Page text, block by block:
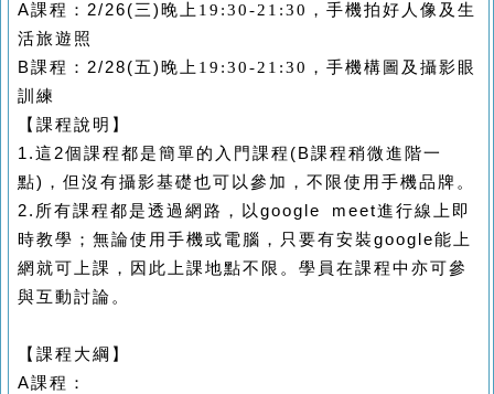
A課程： 2/26(三) 晚上19:30-21:30，手機拍好人像及生
活旅遊照
B課程： 2/28(五) 晚上19:30-21:30，手機構圖及攝影眼
訓練
【課程說明】
1.這 2個課程都是簡單的入門課程 (B課程稍微進階一
點) ，但沒有攝影基礎也可以參加，不限使用手機品牌。
2. 所有課程都是透過網路，以 google meet進行線上即
時教學；無論使用手機或電腦，只要有安裝google能上
網就可上課，因此上課地點不限。學員在課程中亦可參
與互動討論。
【課程大綱】
A課程：